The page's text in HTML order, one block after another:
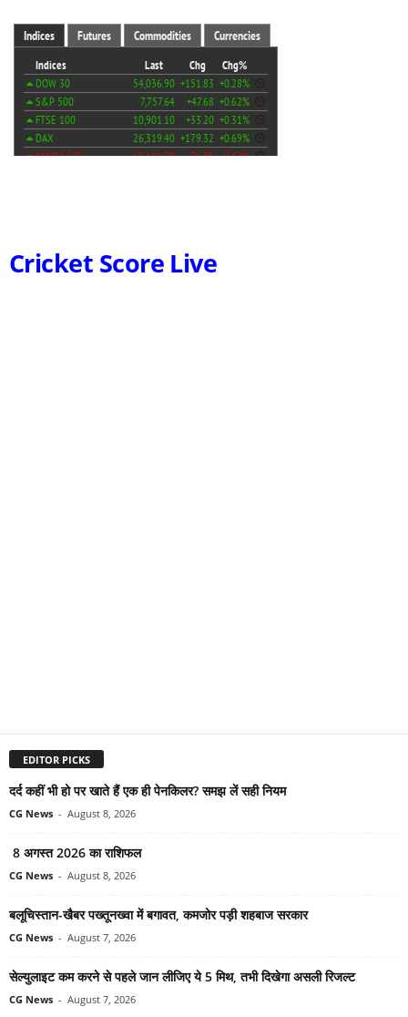
Cricket Score Live
EDITOR PICKS
दर्द कहीं भी हो पर खाते हैं एक ही पेनकिलर? समझ लें सही नियम
CG News - August 8, 2026
8 अगस्त 2026 का राशिफल
CG News - August 8, 2026
बलूचिस्तान-खैबर पख्तूनख्वा में बगावत, कमजोर पड़ी शहबाज सरकार
CG News - August 7, 2026
सेल्युलाइट कम करने से पहले जान लीजिए ये 5 मिथ, तभी दिखेगा असली रिजल्ट
CG News - August 7, 2026